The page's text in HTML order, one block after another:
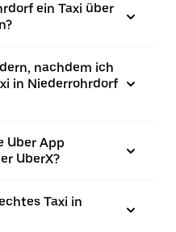
ein Taxi über
nachdem ich
in Niederrohrdorf
Uber App
UberX?
Taxi in